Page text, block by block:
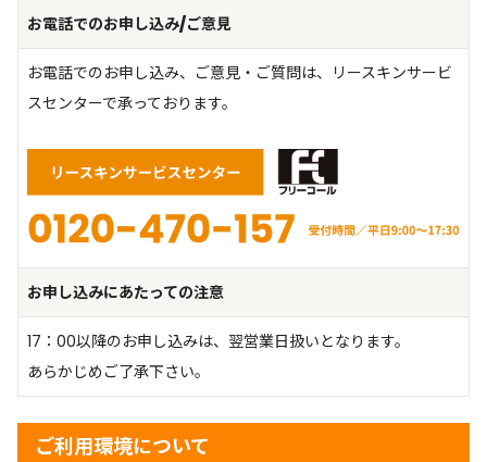
お電話でのお申し込み/ご意見
お電話でのお申し込み、ご意見・ご質問は、リースキンサービ
スセンターで承っております。
お申し込みにあたっての注意
17：00以降のお申し込みは、翌営業日扱いとなります。
あらかじめご了承下さい。
ご利用環境について